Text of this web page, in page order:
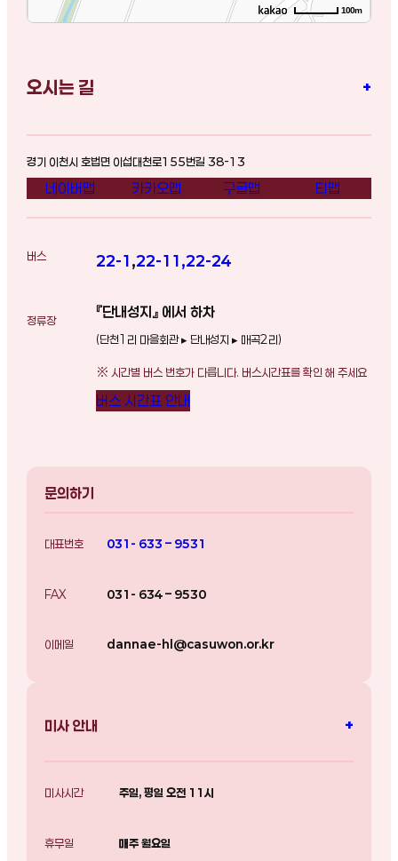
100m
오시는 길 +
경기 이천시 호법면 이섭대천로155번길 38-13
네이버맵 카카오맵 구글맵 티맵
버스 22-1 ,22-11 ,22-24
정류장
『단내성지』 에서 하차
(단천1리 마을회관 ▸ 단내성지 ▸ 매곡2리)
※ 시간별 버스 번호가 다릅니다. 버스시간표를 확인 해 주세요
버스 시간표 안내
문의하기
대표번호 031- 633 – 9531
FAX 031- 634 – 9530
이메일 dannae-hl@casuwon.or.kr
미사 안내 +
미사시간 주일, 평일 오전 11시
휴무일 매주 월요일